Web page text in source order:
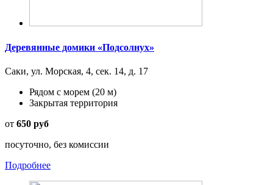
Деревянные домики «Подсолнух»
Саки, ул. Морская, 4, сек. 14, д. 17
Рядом с морем (20 м)
Закрытая территория
от 650 руб
посуточно, без комиссии
Подробнее